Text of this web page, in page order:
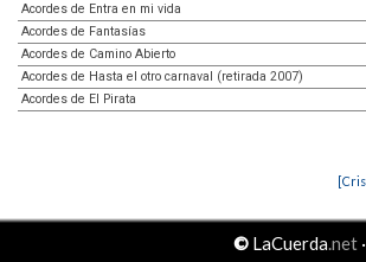
Acordes de Entra en mi vida
Acordes de Fantasías
Acordes de Camino Abierto
Acordes de Hasta el otro carnaval (retirada 2007)
Acordes de El Pirata
© LaCuerda.net ·